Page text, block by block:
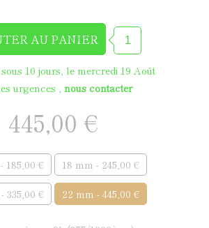
10 jours, le mercredi 19 Août
urgences , nous contacter
445,00 €
185,00 € 18 mm - 245,00 €
335,00 € 22 mm - 445,00 €